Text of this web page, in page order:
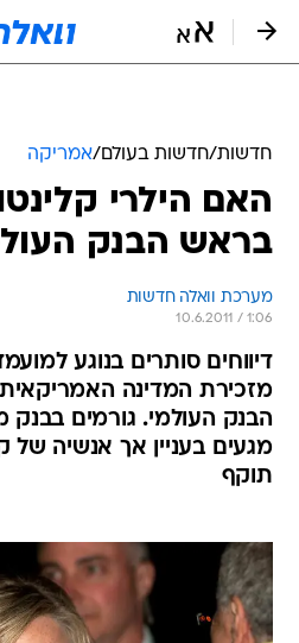
חדשות/חדשות בעולם/אמריקה
האם הילרי
בראש הבנק
מערכת וואלה חדשות
10.6.2011 / 1:06
דיווחים סותרים בנוגע
מזכירת המדינה
הבנק העולמי. גורמים בבנק
מגעים בעניין אך אנשיה של
תוקף